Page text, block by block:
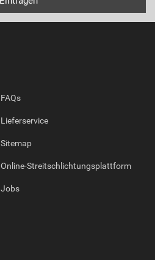
FAQs
Lieferservice
Sitemap
Online-Streitschlichtungsplattform
Jobs